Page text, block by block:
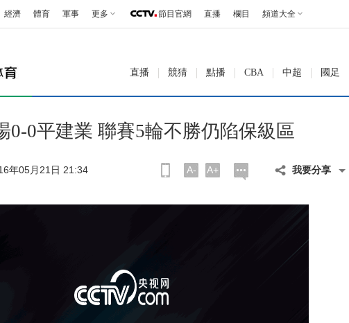
經濟 體育 軍事 更多 節目官網 直播 欄目 頻道大全
直播 競猜 點播 CBA 中超 國足
0-0平建業 聯賽5輪不勝仍陷保級區
年05月21日 21:34 A- A+ 我要分享